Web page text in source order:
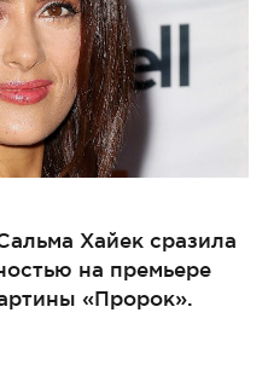
Хайек сразила
на премьере
«Пророк».